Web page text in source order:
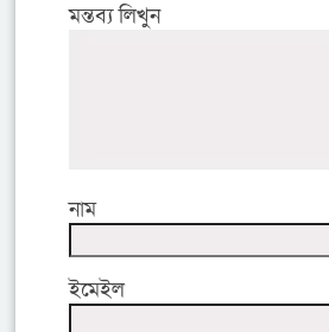
মন্তব্য লিখুন
নাম
ইমেইল